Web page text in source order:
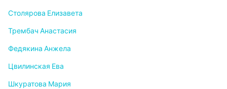
Столярова Елизавета
Трембач Анастасия
Федякина Анжела
Цвилинская Ева
Шкуратова Мария